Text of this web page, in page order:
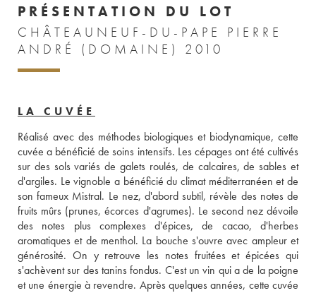
PRÉSENTATION DU LOT
CHÂTEAUNEUF-DU-PAPE PIERRE
ANDRÉ (DOMAINE) 2010
LA CUVÉE
Réalisé avec des méthodes biologiques et biodynamique, cette
cuvée a bénéficié de soins intensifs. Les cépages ont été cultivés
sur des sols variés de galets roulés, de calcaires, de sables et
d'argiles. Le vignoble a bénéficié du climat méditerranéen et de
son fameux Mistral. Le nez, d'abord subtil, révèle des notes de
fruits mûrs (prunes, écorces d'agrumes). Le second nez dévoile
des notes plus complexes d'épices, de cacao, d'herbes
aromatiques et de menthol. La bouche s'ouvre avec ampleur et
générosité. On y retrouve les notes fruitées et épicées qui
s'achèvent sur des tanins fondus. C'est un vin qui a de la poigne
et une énergie à revendre. Après quelques années, cette cuvée